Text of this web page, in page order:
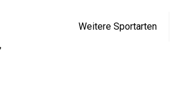
Weitere Sportarten
in den Ruhestand